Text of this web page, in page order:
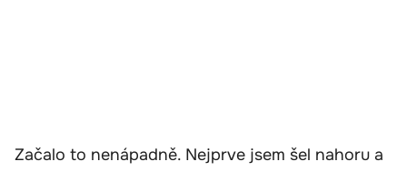
Začalo to nenápadně. Nejprve jsem šel nahoru a